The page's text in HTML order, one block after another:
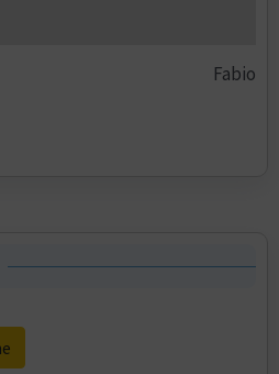
Fabio